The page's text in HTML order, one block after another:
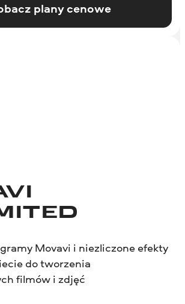
plany cenowe
Movavi i niezliczone efekty
do tworzenia
filmów i zdjęć